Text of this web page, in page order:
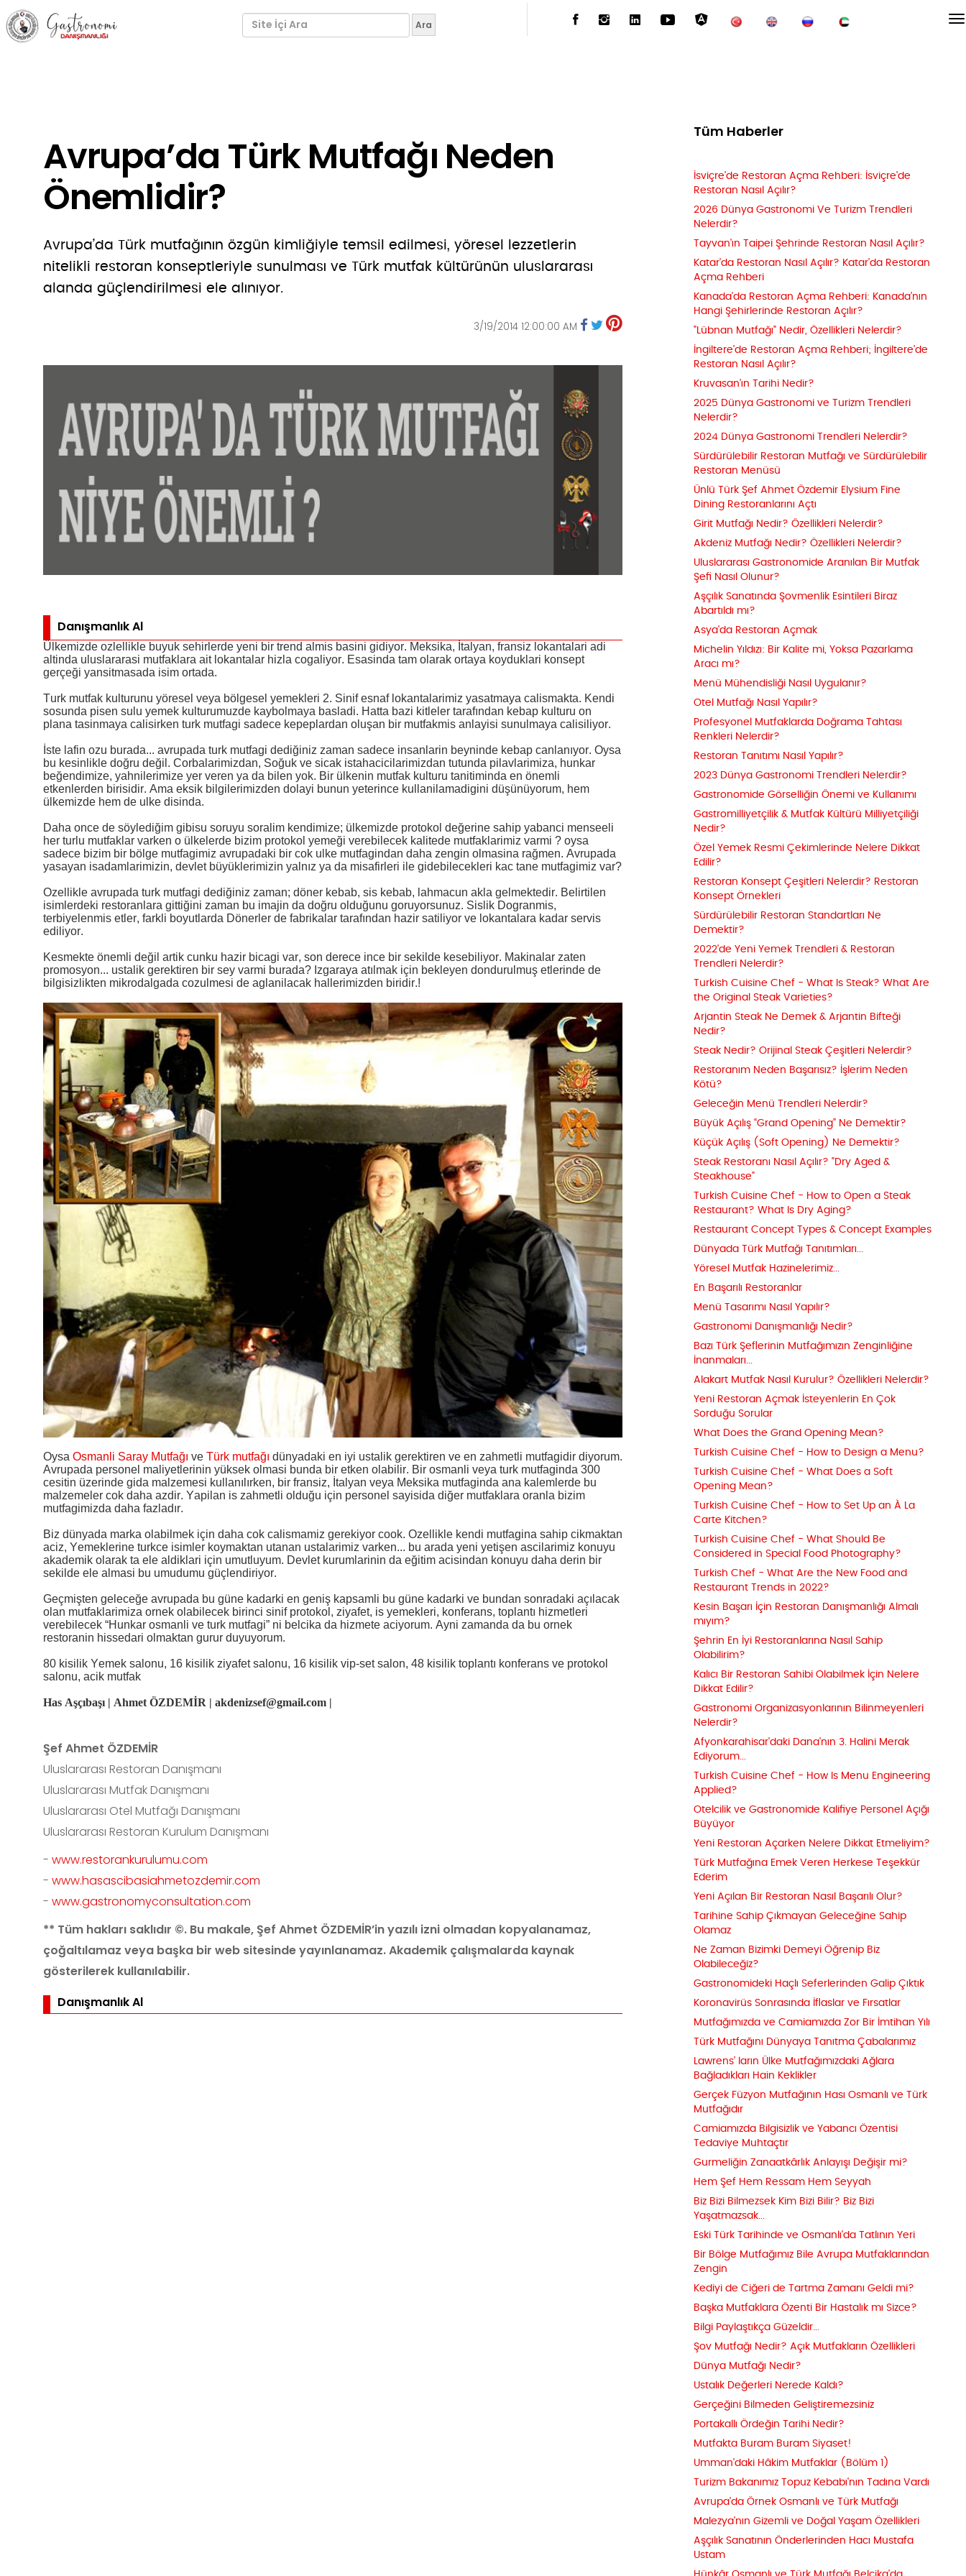
Avrupa’da Türk Mutfağı Neden
Önemlidir?
Avrupa’da Türk mutfağının özgün kimliğiyle temsil edilmesi, yöresel lezzetlerin
nitelikli restoran konseptleriyle sunulması ve Türk mutfak kültürünün uluslararası
alanda güçlendirilmesi ele alınıyor.
3/19/2014 12:00:00 AM
Danışmanlık Al
Ülkemizde ozlellikle buyuk sehirlerde yeni bir trend almis basini gidiyor. Meksika, İtalyan, fransiz lokantalari adi
altinda uluslararasi mutfaklara ait lokantalar hizla cogaliyor. Esasinda tam olarak ortaya koyduklari konsept
gerçeği yansitmasada isim ortada.
Turk mutfak kulturunu yöresel veya bölgesel yemekleri 2. Sinif esnaf lokantalarimiz yasatmaya calismakta. Kendi
sosunda pisen sulu yemek kulturumuzde kaybolmaya basladi. Hatta bazi kitleler tarafından kebap kulturu on
plana tasinmaya calisirken turk mutfagi sadece kepeplardan oluşan bir mutfakmis anlayisi sunulmaya calisiliyor.
İste lafin ozu burada... avrupada turk mutfagi dediğiniz zaman sadece insanlarin beyninde kebap canlanıyor. Oysa
bu kesinlikle doğru değil. Corbalarimizdan, Soğuk ve sicak istahacicilarimizdan tutunda pilavlarimiza, hunkar
beğendimize, yahnilerimize yer veren ya da bilen yok. Bir ülkenin mutfak kulturu tanitiminda en önemli
etkenlerden birisidir. Ama eksik bilgilerimizden dolayi bunun yeterince kullanilamadigini düşünüyorum, hem
ülkemizde hem de ulke disinda.
Daha once de söylediğim gibisu soruyu soralim kendimize; ülkemizde protokol değerine sahip yabanci menseeli
her turlu mutfaklar varken o ülkelerde bizim protokol yemeği verebilecek kalitede mutfaklarimiz varmi ? oysa
sadece bizim bir bölge mutfagimiz avrupadaki bir cok ulke mutfagindan daha zengin olmasina rağmen. Avrupada
yasayan isadamlarimizin, devlet büyüklerimizin yalnız ya da misafirleri ile gidebilecekleri kac tane mutfagimiz var?
Ozellikle avrupada turk mutfagi dediğiniz zaman; döner kebab, sis kebab, lahmacun akla gelmektedir. Belirtilen
isimlerdeki restoranlara gittiğini zaman bu imajin da doğru olduğunu goruyorsunuz. Sislik Dogranmis,
terbiyelenmis etler, farkli boyutlarda Dönerler de fabrikalar tarafından hazir satiliyor ve lokantalara kadar servis
ediliyor.
Kesmekte önemli değil artik cunku hazir bicagi var, son derece ince bir sekilde kesebiliyor. Makinalar zaten
promosyon... ustalik gerektiren bir sey varmi burada? Izgaraya atılmak için bekleyen dondurulmuş etlerinde de
bilgisizlikten mikrodalgada cozulmesi de aglanilacak hallerimizden biridir.!
Oysa Osmanli Saray Mutfağı ve Türk mutfağı dünyadaki en iyi ustalik gerektiren ve en zahmetli mutfagidir diyorum.
Avrupada personel maliyetlerinin yüksek olmasi bunda bir etken olabilir. Bir osmanli veya turk mutfaginda 300
cesitin üzerinde gida malzemesi kullanılırken, bir fransiz, İtalyan veya Meksika mutfaginda ana kalemlerde bu
malzemeler cok daha azdir. Yapilan is zahmetli olduğu için personel sayisida diğer mutfaklara oranla bizim
mutfagimizda daha fazladır.
Biz dünyada marka olabilmek için daha cok calismamiz gerekiyor cook. Ozellikle kendi mutfagina sahip cikmaktan
aciz, Yemeklerine turkce isimler koymaktan utanan ustalarimiz varken... bu arada yeni yetişen ascilarimiz konuyu
akademik olarak ta ele aldiklari için umutluyum. Devlet kurumlarinin da eğitim acisindan konuyu daha derin bir
sekilde ele almasi bu umudumu güçlendiriyor.
Geçmişten geleceğe avrupada bu güne kadarki en geniş kapsamli bu güne kadarki ve bundan sonradaki açılacak
olan mutfaklarimiza ornek olabilecek birinci sinif protokol, ziyafet, is yemekleri, konferans, toplantı hizmetleri
verebilecek “Hunkar osmanli ve turk mutfagi” ni belcika da hizmete aciyorum. Ayni zamanda da bu ornek
restoranin hissedari olmaktan gurur duyuyorum.
80 kisilik Yemek salonu, 16 kisilik ziyafet salonu, 16 kisilik vip-set salon, 48 kisilik toplantı konferans ve protokol
salonu, acik mutfak
Has Aşçıbaşı | Ahmet ÖZDEMİR | akdenizsef@gmail.com |
Şef Ahmet ÖZDEMİR
Uluslararası Restoran Danışmanı
Uluslararası Mutfak Danışmanı
Uluslararası Otel Mutfağı Danışmanı
Uluslararası Restoran Kurulum Danışmanı
- www.restorankurulumu.com
- www.hasascibasiahmetozdemir.com
- www.gastronomyconsultation.com
** Tüm hakları saklıdır ©. Bu makale, Şef Ahmet ÖZDEMİR’in yazılı izni olmadan kopyalanamaz,
çoğaltılamaz veya başka bir web sitesinde yayınlanamaz. Akademik çalışmalarda kaynak
gösterilerek kullanılabilir.
Danışmanlık Al
Tüm Haberler
İsviçre'de Restoran Açma Rehberi: İsviçre'de
Restoran Nasıl Açılır?
2026 Dünya Gastronomi Ve Turizm Trendleri
Nelerdir?
Tayvan'ın Taipei Şehrinde Restoran Nasıl Açılır?
Katar'da Restoran Nasıl Açılır? Katar'da Restoran
Açma Rehberi
Kanada'da Restoran Açma Rehberi: Kanada'nın
Hangi Şehirlerinde Restoran Açılır?
"Lübnan Mutfağı" Nedir, Özellikleri Nelerdir?
İngiltere'de Restoran Açma Rehberi; İngiltere'de
Restoran Nasıl Açılır?
Kruvasan’ın Tarihi Nedir?
2025 Dünya Gastronomi ve Turizm Trendleri
Nelerdir?
2024 Dünya Gastronomi Trendleri Nelerdir?
Sürdürülebilir Restoran Mutfağı ve Sürdürülebilir
Restoran Menüsü
Ünlü Türk Şef Ahmet Özdemir Elysium Fine
Dining Restoranlarını Açtı
Girit Mutfağı Nedir? Özellikleri Nelerdir?
Akdeniz Mutfağı Nedir? Özellikleri Nelerdir?
Uluslararası Gastronomide Aranılan Bir Mutfak
Şefi Nasıl Olunur?
Aşçılık Sanatında Şovmenlik Esintileri Biraz
Abartıldı mı?
Asya'da Restoran Açmak
Michelin Yıldızı: Bir Kalite mi, Yoksa Pazarlama
Aracı mı?
Menü Mühendisliği Nasıl Uygulanır?
Otel Mutfağı Nasıl Yapılır?
Profesyonel Mutfaklarda Doğrama Tahtası
Renkleri Nelerdir?
Restoran Tanıtımı Nasıl Yapılır?
2023 Dünya Gastronomi Trendleri Nelerdir?
Gastronomide Görselliğin Önemi ve Kullanımı
Gastromilliyetçilik & Mutfak Kültürü Milliyetçiliği
Nedir?
Özel Yemek Resmi Çekimlerinde Nelere Dikkat
Edilir?
Restoran Konsept Çeşitleri Nelerdir? Restoran
Konsept Örnekleri
Sürdürülebilir Restoran Standartları Ne
Demektir?
2022'de Yeni Yemek Trendleri & Restoran
Trendleri Nelerdir?
Turkish Cuisine Chef - What Is Steak? What Are
the Original Steak Varieties?
Arjantin Steak Ne Demek & Arjantin Bifteği
Nedir?
Steak Nedir? Orijinal Steak Çeşitleri Nelerdir?
Restoranım Neden Başarısız? İşlerim Neden
Kötü?
Geleceğin Menü Trendleri Nelerdir?
Büyük Açılış “Grand Opening” Ne Demektir?
Küçük Açılış (Soft Opening) Ne Demektir?
Steak Restoranı Nasıl Açılır? "Dry Aged &
Steakhouse"
Turkish Cuisine Chef - How to Open a Steak
Restaurant? What Is Dry Aging?
Restaurant Concept Types & Concept Examples
Dünyada Türk Mutfağı Tanıtımları...
Yöresel Mutfak Hazinelerimiz...
En Başarılı Restoranlar
Menü Tasarımı Nasıl Yapılır?
Gastronomi Danışmanlığı Nedir?
Bazı Türk Şeflerinin Mutfağımızın Zenginliğine
İnanmaları...
Alakart Mutfak Nasıl Kurulur? Özellikleri Nelerdir?
Yeni Restoran Açmak İsteyenlerin En Çok
Sorduğu Sorular
What Does the Grand Opening Mean?
Turkish Cuisine Chef - How to Design a Menu?
Turkish Cuisine Chef - What Does a Soft
Opening Mean?
Turkish Cuisine Chef - How to Set Up an À La
Carte Kitchen?
Turkish Cuisine Chef - What Should Be
Considered in Special Food Photography?
Turkish Chef - What Are the New Food and
Restaurant Trends in 2022?
Kesin Başarı İçin Restoran Danışmanlığı Almalı
mıyım?
Şehrin En İyi Restoranlarına Nasıl Sahip
Olabilirim?
Kalıcı Bir Restoran Sahibi Olabilmek İçin Nelere
Dikkat Edilir?
Gastronomi Organizasyonlarının Bilinmeyenleri
Nelerdir?
Afyonkarahisar'daki Dana'nın 3. Halini Merak
Ediyorum...
Turkish Cuisine Chef - How Is Menu Engineering
Applied?
Otelcilik ve Gastronomide Kalifiye Personel Açığı
Büyüyor
Yeni Restoran Açarken Nelere Dikkat Etmeliyim?
Türk Mutfağına Emek Veren Herkese Teşekkür
Ederim
Yeni Açılan Bir Restoran Nasıl Başarılı Olur?
Tarihine Sahip Çıkmayan Geleceğine Sahip
Olamaz
Ne Zaman Bizimki Demeyi Öğrenip Biz
Olabileceğiz?
Gastronomideki Haçlı Seferlerinden Galip Çıktık
Koronavirüs Sonrasında İflaslar ve Fırsatlar
Mutfağımızda ve Camiamızda Zor Bir İmtihan Yılı
Türk Mutfağını Dünyaya Tanıtma Çabalarımız
Lawrens’ ların Ülke Mutfağımızdaki Ağlara
Bağladıkları Hain Keklikler
Gerçek Füzyon Mutfağının Hası Osmanlı ve Türk
Mutfağıdır
Camiamızda Bilgisizlik ve Yabancı Özentisi
Tedaviye Muhtaçtır
Gurmeliğin Zanaatkârlık Anlayışı Değişir mi?
Hem Şef Hem Ressam Hem Seyyah
Biz Bizi Bilmezsek Kim Bizi Bilir? Biz Bizi
Yaşatmazsak...
Eski Türk Tarihinde ve Osmanlı'da Tatlının Yeri
Bir Bölge Mutfağımız Bile Avrupa Mutfaklarından
Zengin
Kediyi de Ciğeri de Tartma Zamanı Geldi mi?
Başka Mutfaklara Özenti Bir Hastalık mı Sizce?
Bilgi Paylaştıkça Güzeldir...
Şov Mutfağı Nedir? Açık Mutfakların Özellikleri
Dünya Mutfağı Nedir?
Ustalık Değerleri Nerede Kaldı?
Gerçeğini Bilmeden Geliştiremezsiniz
Portakallı Ördeğin Tarihi Nedir?
Mutfakta Buram Buram Siyaset!
Umman'daki Hâkim Mutfaklar (Bölüm 1)
Turizm Bakanımız Topuz Kebabı'nın Tadına Vardı
Avrupa'da Örnek Osmanlı ve Türk Mutfağı
Malezya'nın Gizemli ve Doğal Yaşam Özellikleri
Aşçılık Sanatının Önderlerinden Hacı Mustafa
Ustam